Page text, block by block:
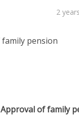
2
Approval of family